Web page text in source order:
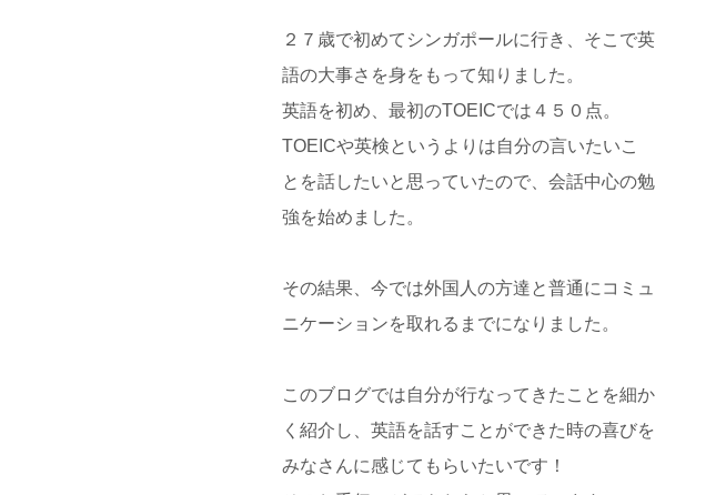
２７歳で初めてシンガポールに行き、そこで英
語の大事さを身をもって知りました。
英語を初め、最初のTOEICでは４５０点。
TOEICや英検というよりは自分の言いたいこ
とを話したいと思っていたので、会話中心の勉
強を始めました。
その結果、今では外国人の方達と普通にコミュ
ニケーションを取れるまでになりました。
このブログでは自分が行なってきたことを細か
く紹介し、英語を話すことができた時の喜びを
みなさんに感じてもらいたいです！